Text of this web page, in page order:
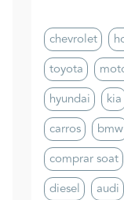
chevrolet
toyota
hyundai
kia
carros
bmw
comprar soat
diesel
audi